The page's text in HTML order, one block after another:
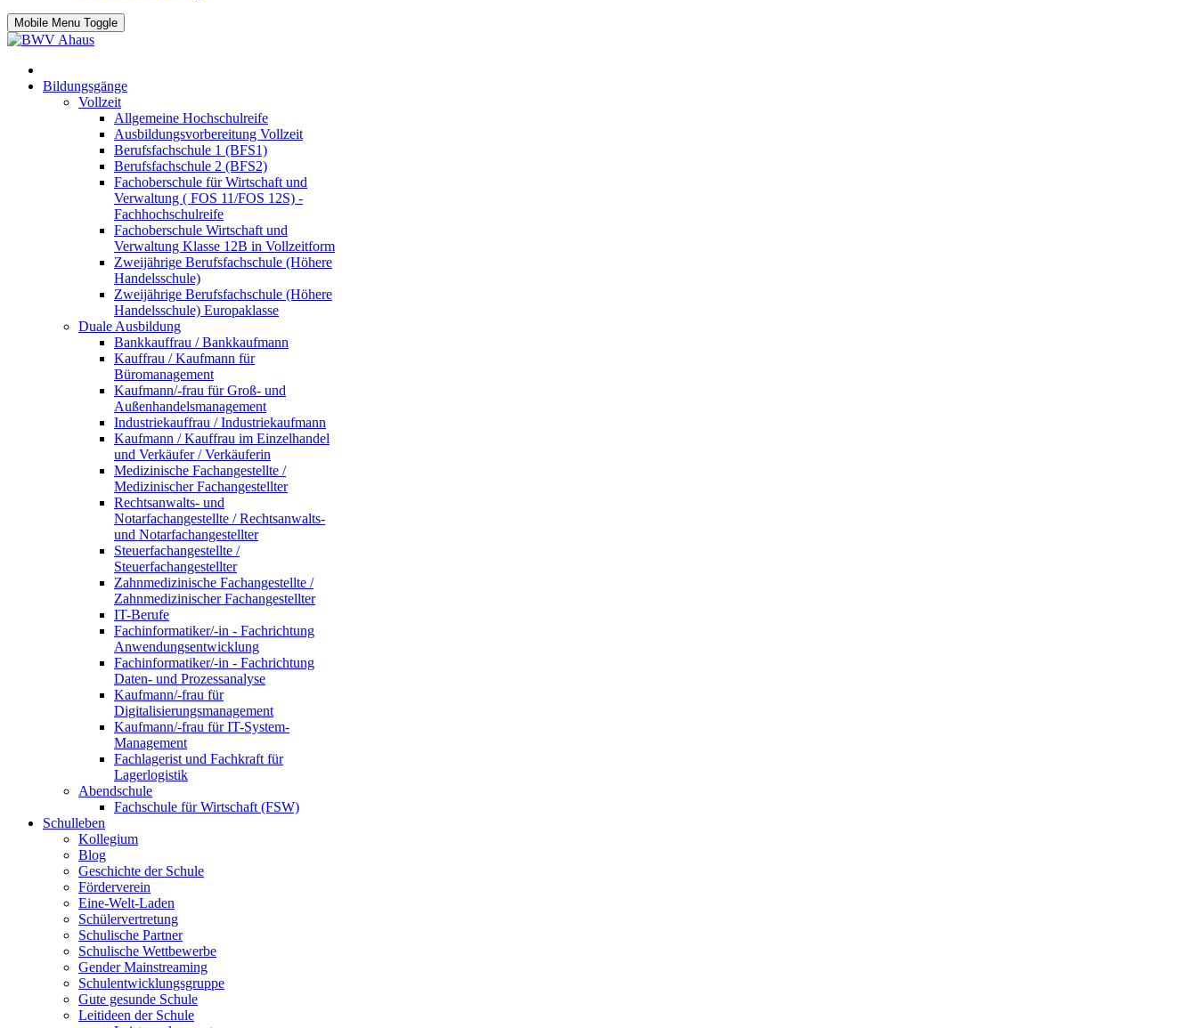
Mobile Menu Toggle
Bildungsgänge
Vollzeit
Allgemeine Hochschulreife
Ausbildungsvorbereitung Vollzeit
Berufsfachschule 1 (BFS1)
Berufsfachschule 2 (BFS2)
Fachoberschule für Wirtschaft und
Verwaltung ( FOS 11/FOS 12S) -
Fachhochschulreife
Fachoberschule Wirtschaft und
Verwaltung Klasse 12B in Vollzeitform
Zweijährige Berufsfachschule (Höhere
Handelsschule)
Zweijährige Berufsfachschule (Höhere
Handelsschule) Europaklasse
Duale Ausbildung
Bankkauffrau / Bankkaufmann
Kauffrau / Kaufmann für
Büromanagement
Kaufmann/-frau für Groß- und
Außenhandelsmanagement
Industriekauffrau / Industriekaufmann
Kaufmann / Kauffrau im Einzelhandel
und Verkäufer / Verkäuferin
Medizinische Fachangestellte /
Medizinischer Fachangestellter
Rechtsanwalts- und
Notarfachangestellte / Rechtsanwalts-
und Notarfachangestellter
Steuerfachangestellte /
Steuerfachangestellter
Zahnmedizinische Fachangestellte /
Zahnmedizinischer Fachangestellter
IT-Berufe
Fachinformatiker/-in - Fachrichtung
Anwendungsentwicklung
Fachinformatiker/-in - Fachrichtung
Daten- und Prozessanalyse
Kaufmann/-frau für
Digitalisierungsmanagement
Kaufmann/-frau für IT-System-
Management
Fachlagerist und Fachkraft für
Lagerlogistik
Abendschule
Fachschule für Wirtschaft (FSW)
Schulleben
Kollegium
Blog
Geschichte der Schule
Förderverein
Eine-Welt-Laden
Schülervertretung
Schulische Partner
Schulische Wettbewerbe
Gender Mainstreaming
Schulentwicklungsgruppe
Gute gesunde Schule
Leitideen der Schule